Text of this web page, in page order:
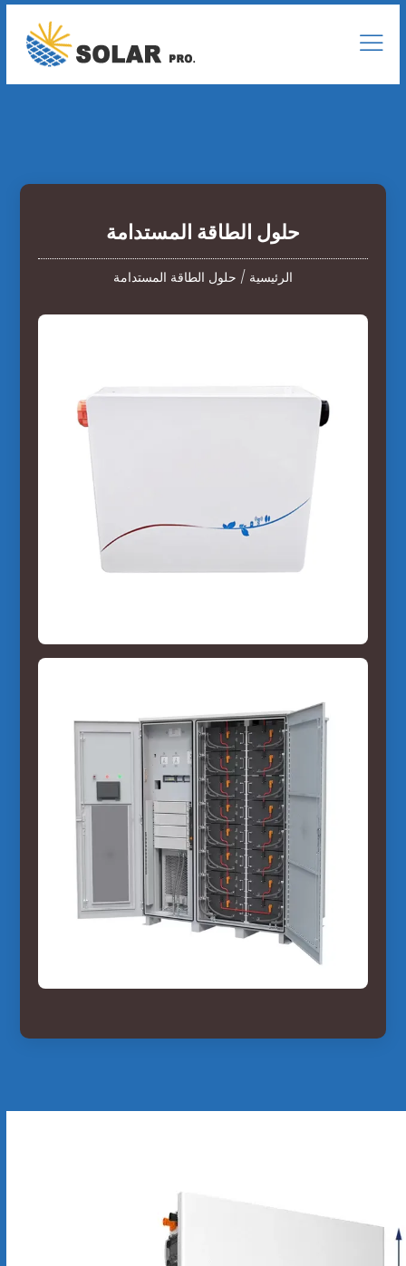
حلول الطاقة المستدامة
الرئيسية / حلول الطاقة المستدامة